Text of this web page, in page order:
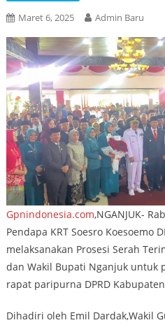
Maret 6, 2025 Admin Baru
Gpnindonesia.com,NGANJUK-
Pendapa KRT Soesro Koesoemo
melaksanakan Prosesi Serah
dan Wakil Bupati Nganjuk untuk
rapat paripurna DPRD
Dihadiri oleh Emil Dardak,Wakil